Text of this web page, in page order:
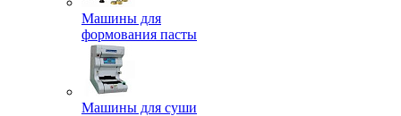
Машины для
формования пасты
Машины для суши